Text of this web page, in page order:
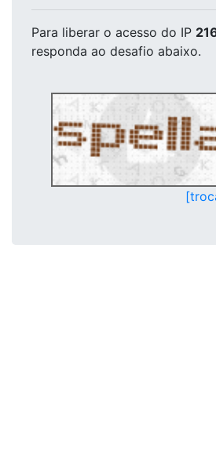
Para liberar o acesso do IP
responda ao desafio abaixo.